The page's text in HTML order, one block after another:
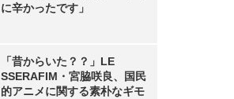
に辛かったです」
「昔からいた？？」LE
SSERAFIM・宮脇咲良、国民
的アニメに関する素朴なギモ